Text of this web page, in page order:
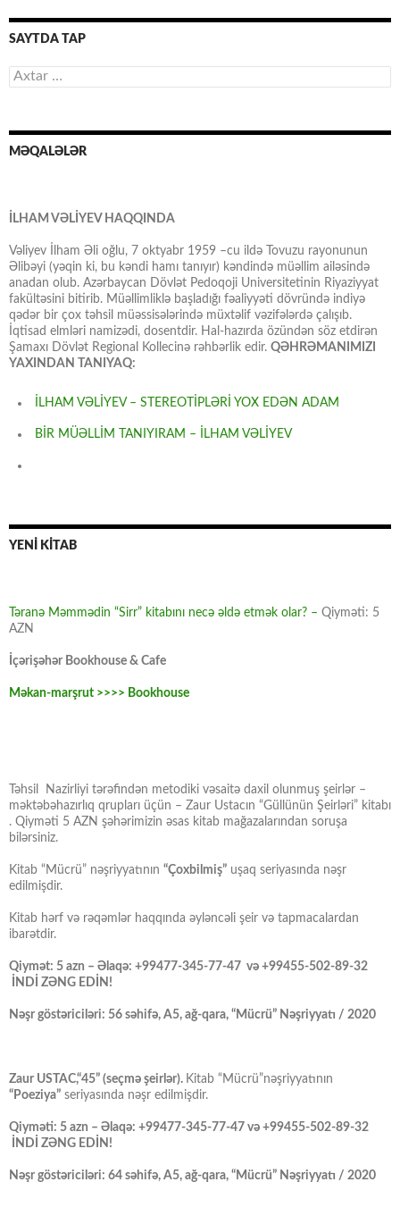
SAYTDA TAP
Axtarış:
MƏQALƏLƏR
İLHAM VƏLİYEV HAQQINDA
Vəliyev İlham Əli oğlu, 7 oktyabr 1959 –cu ildə Tovuzu rayonunun
Əlibəyi (yəqin ki, bu kəndi hamı tanıyır) kəndində müəllim ailəsində
anadan olub. Azərbaycan Dövlət Pedoqoji Universitetinin Riyaziyyat
fakültəsini bitirib. Müəllimliklə başladığı fəaliyyəti dövründə indiyə
qədər bir çox təhsil müəssisələrində müxtəlif vəzifələrdə çalışıb.
İqtisad elmləri namizədi, dosentdir. Hal-hazırda özündən söz etdirən
Şamaxı Dövlət Regional Kollecinə rəhbərlik edir. QƏHRƏMANIMIZI
YAXINDAN TANIYAQ:
İLHAM VƏLİYEV – STEREOTİPLƏRİ YOX EDƏN ADAM
BİR MÜƏLLİM TANIYIRAM – İLHAM VƏLİYEV
YENİ KİTAB
Təranə Məmmədin “Sirr” kitabını necə əldə etmək olar? – Qiyməti: 5
AZN
İçərişəhər Bookhouse & Cafe
Məkan-marşrut >>>> Bookhouse
Təhsil Nazirliyi tərəfindən metodiki vəsaitə daxil olunmuş şeirlər –
məktəbəhazırlıq qrupları üçün – Zaur Ustacın “Güllünün Şeirləri” kitabı
. Qiyməti 5 AZN şəhərimizin əsas kitab mağazalarından soruşa
bilərsiniz.
Kitab “Mücrü” nəşriyyatının “Çoxbilmiş” uşaq seriyasında nəşr
edilmişdir.
Kitab hərf və rəqəmlər haqqında əyləncəli şeir və tapmacalardan
ibarətdir.
Qiymət: 5 azn – Əlaqə: +99477-345-77-47 və +99455-502-89-32
İNDİ ZƏNG EDİN!
Nəşr göstəriciləri: 56 səhifə, A5, ağ-qara, “Mücrü” Nəşriyyatı / 2020
Zaur USTAC,“45” (seçmə şeirlər). Kitab “Mücrü”nəşriyyatının
“Poeziya” seriyasında nəşr edilmişdir.
Qiyməti: 5 azn – Əlaqə: +99477-345-77-47 və +99455-502-89-32
İNDİ ZƏNG EDİN!
Nəşr göstəriciləri: 64 səhifə, A5, ağ-qara, “Mücrü” Nəşriyyatı / 2020